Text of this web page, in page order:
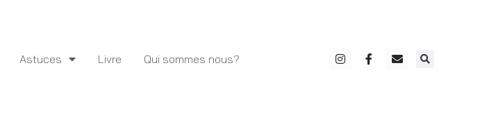
Astuces Livre Qui sommes nous?